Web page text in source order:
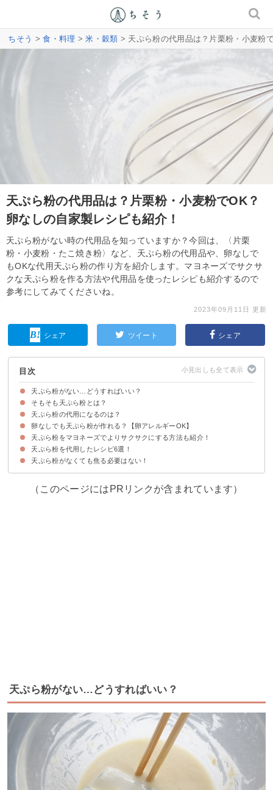
ちそう >食・料理 >米・穀類 > 天ぷら粉の代用品は？片栗粉・小麦粉
天ぷら粉の代用品は？片栗粉・小麦粉でOK？
卵なしの自家製レシピも紹介！
天ぷら粉がない時の代用品を知っていますか？今回は、〈片栗
粉・小麦粉・たこ焼き粉〉など、天ぷら粉の代用品や、卵なしで
もOKな代用天ぷら粉の作り方を紹介します。マヨネーズでサクサ
クな天ぷら粉を作る方法や代用品を使ったレシピも紹介するので
参考にしてみてくださいね。
2023年09月11日 更新
シェア ツイート シェア
目次
天ぷら粉がない…どうすればいい？
そもそも天ぷら粉とは？
天ぷら粉の主な原料は小麦粉
天ぷら粉の代用になるのは？
①小麦粉
②たこ焼き粉
③米粉
④お好み焼き粉
⑤片栗粉
⑥唐揚げ粉
⑦大豆粉
⑧タピオカ粉
⑨蕎麦粉
卵なしでも天ぷら粉が作れる？【卵アレルギーOK】
材料
作り方・手順
天ぷら粉をマヨネーズでよりサクサクにする方法も紹介！
材料
作り方・手順
天ぷら粉を代用したレシピ6選！
①野菜のかき揚げ
②とんかつ
③大豆粉の天ぷら
④炭酸水のフリット
⑤米粉の天ぷら
⑥蕎麦粉のかき揚げ
天ぷら粉がなくても焦る必要はない！
（このページにはPRリンクが含まれています）
天ぷら粉がない…どうすればいい？